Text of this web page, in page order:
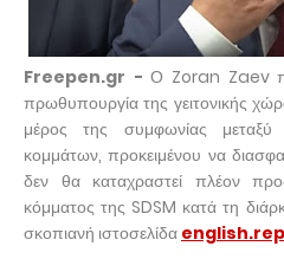
Freepen.gr - Ο Zoran Zaev
πρωθυπουργία της γειτονικής
μέρος της συμφωνίας μεταξύ
κομμάτων, προκειμένου να
δεν θα καταχραστεί πλέον
κόμματος της SDSM κατά τη
σκοπιανή ιστοσελίδα